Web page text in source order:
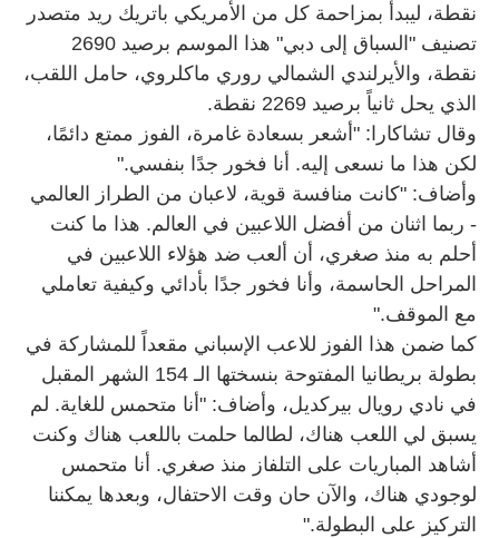
نقطة، ليبدأ بمزاحمة كل من الأمريكي باتريك ريد متصدر
تصنيف "السباق إلى دبي" هذا الموسم برصيد 2690
نقطة، والأيرلندي الشمالي روري ماكلروي، حامل اللقب،
الذي يحل ثانياً برصيد 2269 نقطة.
وقال تشاكارا: "أشعر بسعادة غامرة، الفوز ممتع دائمًا،
لكن هذا ما نسعى إليه. أنا فخور جدًا بنفسي."
وأضاف: "كانت منافسة قوية، لاعبان من الطراز العالمي
- ربما اثنان من أفضل اللاعبين في العالم. هذا ما كنت
أحلم به منذ صغري، أن ألعب ضد هؤلاء اللاعبين في
المراحل الحاسمة، وأنا فخور جدًا بأدائي وكيفية تعاملي
مع الموقف."
كما ضمن هذا الفوز للاعب الإسباني مقعداً للمشاركة في
بطولة بريطانيا المفتوحة بنسختها الـ 154 الشهر المقبل
في نادي رويال بيركديل، وأضاف: "أنا متحمس للغاية. لم
يسبق لي اللعب هناك، لطالما حلمت باللعب هناك وكنت
أشاهد المباريات على التلفاز منذ صغري. أنا متحمس
لوجودي هناك، والآن حان وقت الاحتفال، وبعدها يمكننا
التركيز على البطولة."